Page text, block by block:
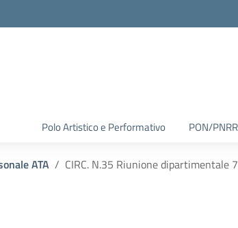
Polo Artistico e Performativo PON/
ATA CIRC. N.35 Riunione dipartimentale